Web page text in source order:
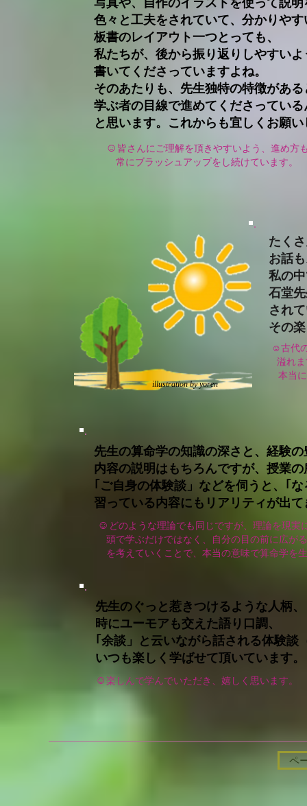
写真や、自作のイラストを使って説
色々と工夫をされていて、分かりや
板書のレイアウト一つとっても、
私たちが、後から振り返りしやすい
書いてくださっていますよね。
そのあたりも、先生独特の特徴があ
学ぶ者の目線で進めてくださっている
と思います。これからも宜しくお願
☺ 皆さんにご理解を頂きやすいよう、進め方
常にブラッシュアップを し続けています。
たく
お話
私の
石堂
され
その
☺古代
溢れま
本当に
​illustration by yoren
先生の算命学の知識の深さと、経験
内容の説明はもちろんですが、授業
｢ご自身の体験談」などを伺うと、｢
習っている内容にもリアリティが出
☺ どのような理論でも同じですが、理論を現
頭で学ぶだけではなく、自分の目の前に広が
を考えていくことで、本当の意味で算命学を
先生のぐっと惹きつけるような人柄、
時にユーモアも交えた語り口調、
｢余談」と云いながら話される体験談
いつも楽しく学ばせて頂いています。
☺楽しんで学んでいただき、嬉しく思います。
ペ